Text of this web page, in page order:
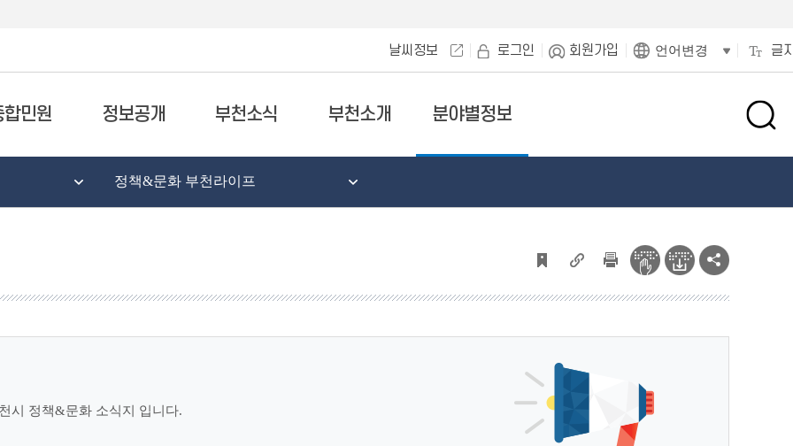
날씨정보 로그인 회원가입 언어변경 글
합민원 정보공개 부천소식 부천소개 분야별정보
검
창
정책&문화 부천라이프
시 정책&문화 소식지 입니다.